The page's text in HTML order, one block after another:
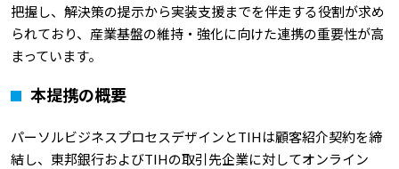
把握し、解決策の提示から実装支援までを伴走する役割が求め
られており、産業基盤の維持・強化に向けた連携の重要性が高
まっています。
本提携の概要
パーソルビジネスプロセスデザインとTIHは顧客紹介契約を締
結し、東邦銀行およびTIHの取引先企業に対してオンライン